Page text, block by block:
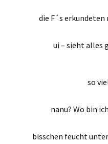
die F´s
ui – sieht alles
so
nanu? Wo bin
bisschen feucht